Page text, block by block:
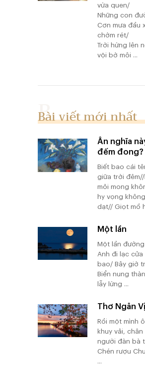
vừa quen/
Những con
Cơn mưa đầu
chớm rét/
Trời hừng lên
vội bờ môi ...
Bài viết mới nhất
Ân nghĩa
đếm đong?
Biết bao cái
giữa trời
mỏi mong
hy vọng
dạt// Giọt mồ
Một lần
Một lần
Anh đi lạc cửa
bao/ Bây giờ
Biển nung
lẫy lừng ...
Thơ Ngân
Rồi một mình
khuy vải,
người đàn bà
Chén rượu
...